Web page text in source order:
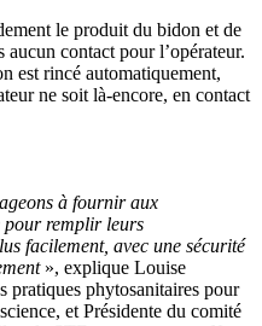
le produit du bidon et de
aucun contact pour l’opérateur.
est rincé automatiquement,
ne soit là-encore, en contact
à fournir aux
pour remplir leurs
facilement, avec une sécurité
», explique Louise
pratiques phytosanitaires pour
et Présidente du comité